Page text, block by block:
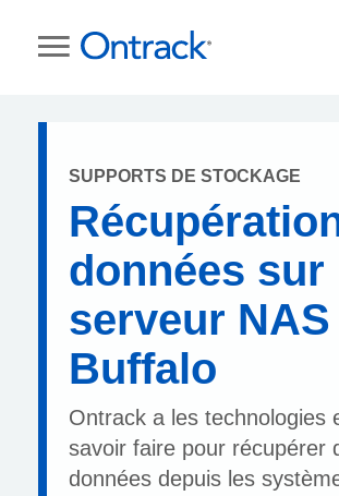
SUPPORTS DE STOCKAGE
données sur
serveur NAS
Buffalo
Ontrack a les technologies
savoir faire pour récupérer
données depuis les